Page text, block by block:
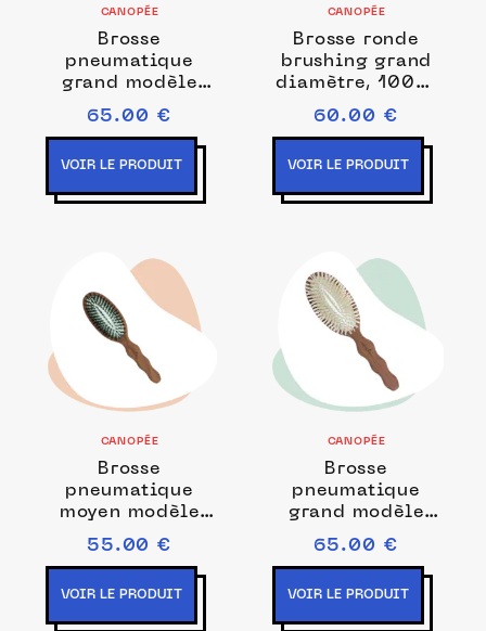
CANOPÉE
Brosse
pneumatique
grand modèle
100% poils de
sanglier
65.00 €
VOIR LE PRODUIT
CANOPÉE
Brosse ronde
brushing grand
diamètre, 100%
poils de sanglier
60.00 €
VOIR LE PRODUIT
CANOPÉE
Brosse
pneumatique
moyen modèle
100% poils de
sanglier
55.00 €
VOIR LE PRODUIT
CANOPÉE
Brosse
pneumatique
grand modèle
100% soies
blanches
65.00 €
VOIR LE PRODUIT